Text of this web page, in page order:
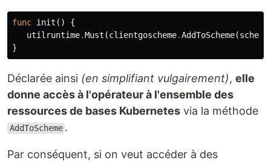
func init ()
{
utilruntime.Must (clientgoscheme.AddToScheme(scheme
}
Déclarée ainsi (en simplifiant vulgairement), elle
donne accès à l'opérateur à l'ensemble des
ressources de bases Kubernetes via la méthode
AddToScheme .
Par conséquent, si on veut accéder à des